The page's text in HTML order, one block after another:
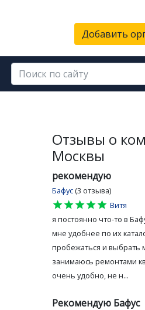
Добавить
Отзывы о
Москвы
рекомендую
Бафус (3 отзыва)
star
star
star
star
star
Витя
я постоянно что-то в
мне удобнее по их
пробежаться и выбрать
занимаюсь ремонтами
очень удобно, не н...
Рекомендую Бафус